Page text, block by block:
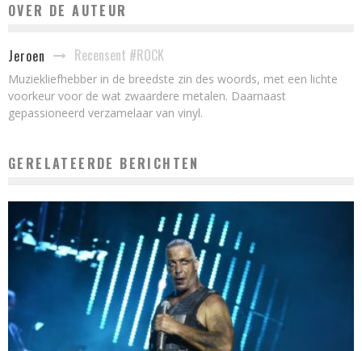
OVER DE AUTEUR
Jeroen Recensent #ROCK
Muziekliefhebber in de breedste zin des woords, met een lichte
voorkeur voor de wat zwaardere metalen. Daarnaast
gepassioneerd verzamelaar van vinyl.
GERELATEERDE BERICHTEN